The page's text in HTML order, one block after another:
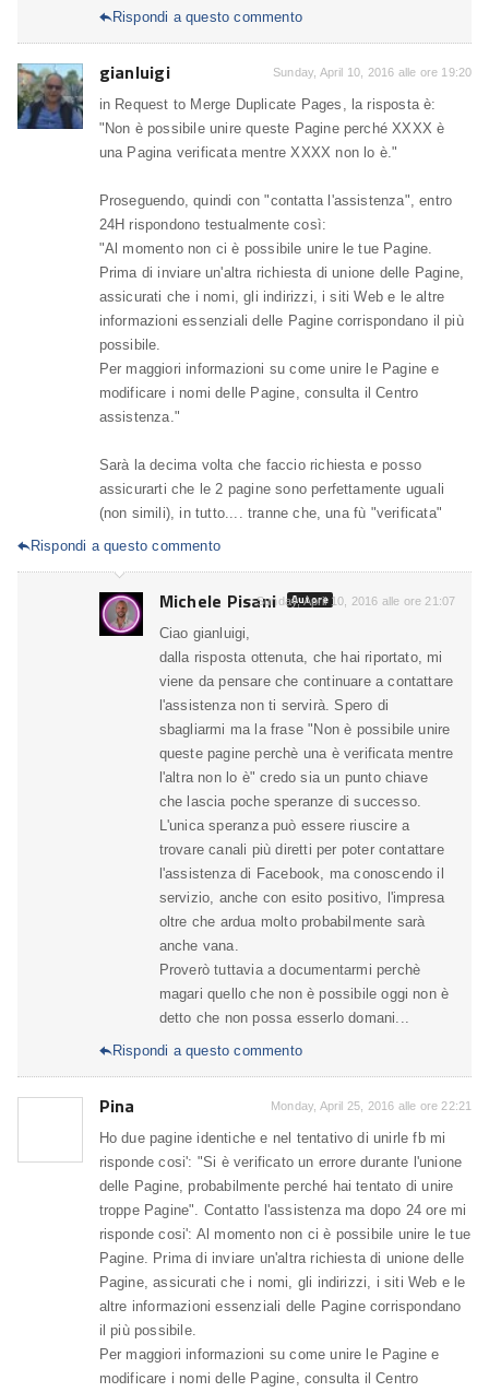
Rispondi a questo commento
gianluigi Sunday, April 10, 2016 alle ore 19:20
in Request to Merge Duplicate Pages, la risposta è:
"Non è possibile unire queste Pagine perché XXXX è
una Pagina verificata mentre XXXX non lo è."
Proseguendo, quindi con "contatta l'assistenza", entro
24H rispondono testualmente così:
"Al momento non ci è possibile unire le tue Pagine.
Prima di inviare un'altra richiesta di unione delle Pagine,
assicurati che i nomi, gli indirizzi, i siti Web e le altre
informazioni essenziali delle Pagine corrispondano il più
possibile.
Per maggiori informazioni su come unire le Pagine e
modificare i nomi delle Pagine, consulta il Centro
assistenza."
Sarà la decima volta che faccio richiesta e posso
assicurarti che le 2 pagine sono perfettamente uguali
(non simili), in tutto.... tranne che, una fù "verificata"
Rispondi a questo commento
Michele Pisani Autore
Sunday, April 10, 2016 alle ore 21:07
Ciao gianluigi,
dalla risposta ottenuta, che hai riportato, mi
viene da pensare che continuare a contattare
l'assistenza non ti servirà. Spero di
sbagliarmi ma la frase "Non è possibile unire
queste pagine perchè una è verificata mentre
l'altra non lo è" credo sia un punto chiave
che lascia poche speranze di successo.
L'unica speranza può essere riuscire a
trovare canali più diretti per poter contattare
l'assistenza di Facebook, ma conoscendo il
servizio, anche con esito positivo, l'impresa
oltre che ardua molto probabilmente sarà
anche vana.
Proverò tuttavia a documentarmi perchè
magari quello che non è possibile oggi non è
detto che non possa esserlo domani...
Rispondi a questo commento
Pina Monday, April 25, 2016 alle ore 22:21
Ho due pagine identiche e nel tentativo di unirle fb mi
risponde cosi': "Si è verificato un errore durante l'unione
delle Pagine, probabilmente perché hai tentato di unire
troppe Pagine". Contatto l'assistenza ma dopo 24 ore mi
risponde cosi': Al momento non ci è possibile unire le tue
Pagine. Prima di inviare un'altra richiesta di unione delle
Pagine, assicurati che i nomi, gli indirizzi, i siti Web e le
altre informazioni essenziali delle Pagine corrispondano
il più possibile.
Per maggiori informazioni su come unire le Pagine e
modificare i nomi delle Pagine, consulta il Centro